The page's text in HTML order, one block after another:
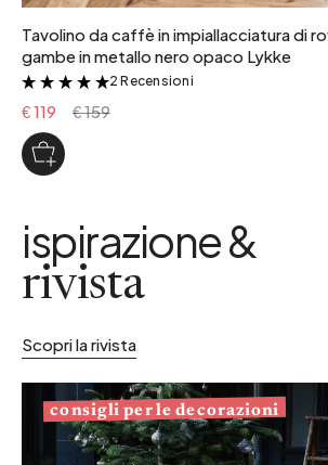
Tavolino da caffè in impiallacciatura di
gambe in metallo nero opaco Lykke
&
2 Recensioni
€ 119 € 159
ispirazione &
rivista
Scopri la rivista
consigli per le decorazioni